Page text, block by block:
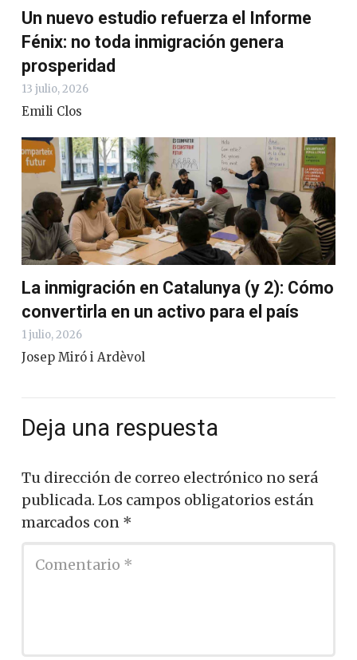
Un nuevo estudio refuerza el Informe
Fénix: no toda inmigración genera
prosperidad
13 julio, 2026
Emili Clos
La inmigración en Catalunya (y 2): Cómo
convertirla en un activo para el país
1 julio, 2026
Josep Miró i Ardèvol
Deja una respuesta
Tu dirección de correo electrónico no será
publicada. Los campos obligatorios están
marcados con *